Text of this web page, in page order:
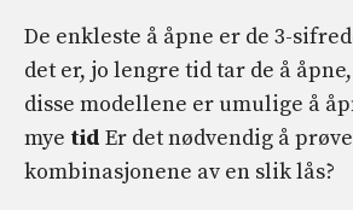
De enkleste å åpne er de 3-
det er, jo lengre tid tar de å
disse modellene er umulige å
mye tid Er det nødvendig å
kombinasjonene av en slik lås?